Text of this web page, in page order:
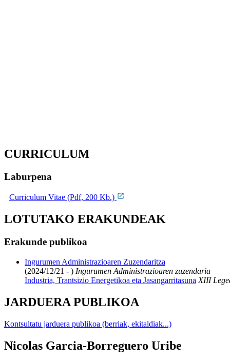
CURRICULUM
Laburpena
Curriculum Vitae (Pdf, 200 Kb.)
LOTUTAKO ERAKUNDEAK
Erakunde publikoa
Ingurumen Administrazioaren Zuzendaritza
(2024/12/21 - ) Ingurumen Administrazioaren zuzendaria
Industria, Trantsizio Energetikoa eta Jasangarritasuna XIII
JARDUERA PUBLIKOA
Kontsultatu jarduera publikoa (berriak, ekitaldiak...)
Nicolas Garcia-Borreguero Uribe